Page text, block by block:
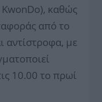
καθώς
από το
αντίστροφα, με
10.00 το πρωί